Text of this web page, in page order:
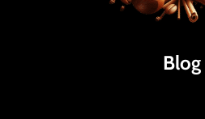
Blog